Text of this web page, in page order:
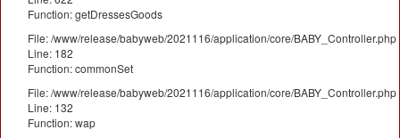
Function: getDressesGoods
File: /www/release/babyweb/2021116/application/core/BABY_Controller.php
Line: 182
Function: commonSet
File: /www/release/babyweb/2021116/application/core/BABY_Controller.php
Line: 132
Function: wap